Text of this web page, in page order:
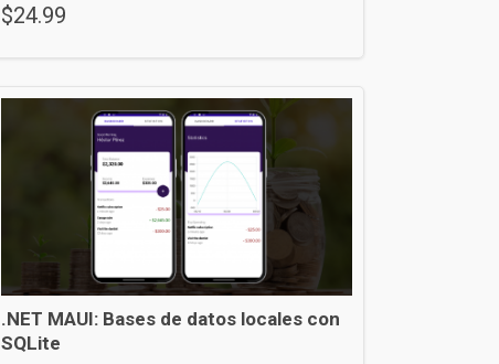
$24.99
.NET MAUI: Bases de datos locales con
SQLite